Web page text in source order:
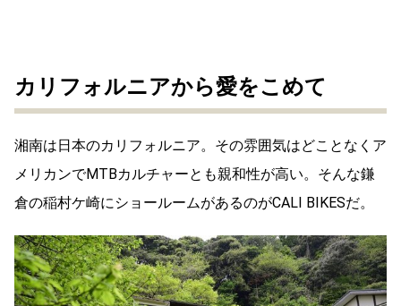
カリフォルニアから愛をこめて
湘南は日本のカリフォルニア。その雰囲気はどことなくア
メリカンでMTBカルチャーとも親和性が高い。そんな鎌
倉の稲村ケ崎にショールームがあるのがCALI BIKESだ。